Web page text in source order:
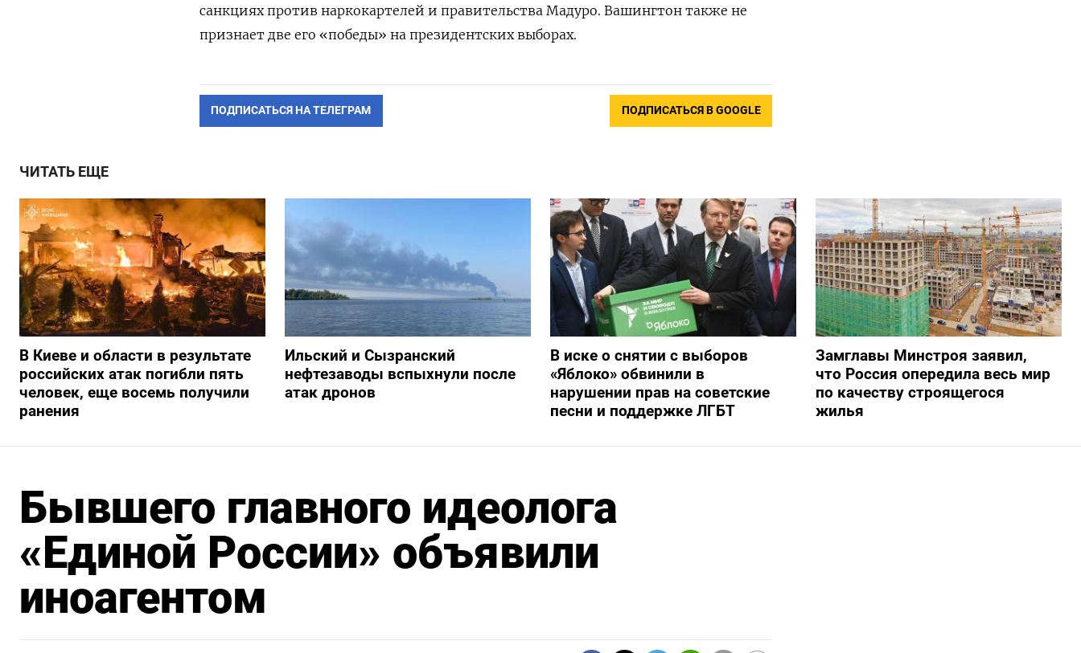
санкциях против наркокартелей и правительства Мадуро. Вашингтон также не
признает две его «победы» на президентских выборах.
ПОДПИСАТЬСЯ НА ТЕЛЕГРАМ ПОДПИСАТЬСЯ В GOOGLE
ЧИТАТЬ ЕЩЕ
В Киеве и области в результате
российских атак погибли пять
человек, еще восемь получили
ранения
Ильский и Сызранский
нефтезаводы вспыхнули после
атак дронов
В иске о снятии с выборов
«Яблоко» обвинили в
нарушении прав на советские
песни и поддержке ЛГБТ
Замглавы Минстроя заявил,
что Россия опередила весь мир
по качеству строящегося
жилья
Бывшего главного идеолога
«Единой России» объявили
иноагентом